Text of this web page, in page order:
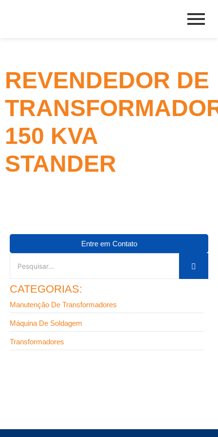
REVENDEDOR DE
150 KVA
STANDER
Entre em Contato
CATEGORIAS:
Manutenção De Transformadores
Máquina De Soldagem
Transformadores